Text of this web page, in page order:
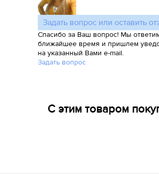
Задать вопрос или оставить
Спасибо за Ваш вопрос! Мы
ближайшее время и пришлем
на указанный Вами e-mail.
Задать вопрос
С этим товаром